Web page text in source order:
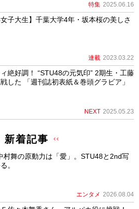
特集 2025.06.16
女子大生】千葉大学4年・坂本桜の美しさ
連載 2023.03.22
絶好調！ “STU48の元気印” 2期生・工藤
した 「週刊誌初表紙＆巻頭グラビア」
NEXT 2025.05.23
新着記事
村舞の原動力は「愛」。STU48と2nd写
。
エンタメ 2026.08.04